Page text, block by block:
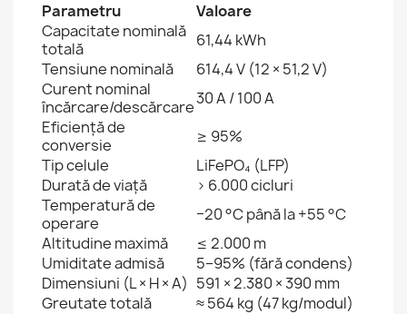
Parametru
Valoare
Capacitate nominală
totală
61,44 kWh
Tensiune nominală
614,4 V (12 × 51,2 V)
Curent nominal
încărcare/descărcare30 A / 100 A
Eficiență de
conversie
≥ 95%
Tip celule
LiFePO₄ (LFP)
Durată de viață
> 6.000 cicluri
Temperatură de
operare
−20 °C până la +55 °C
Altitudine maximă
≤ 2.000 m
Umiditate admisă
5–95% (fără condens)
Dimensiuni (L × H × A) 591 × 2.380 × 390 mm
Greutate totală
≈ 564 kg (47 kg/modul)